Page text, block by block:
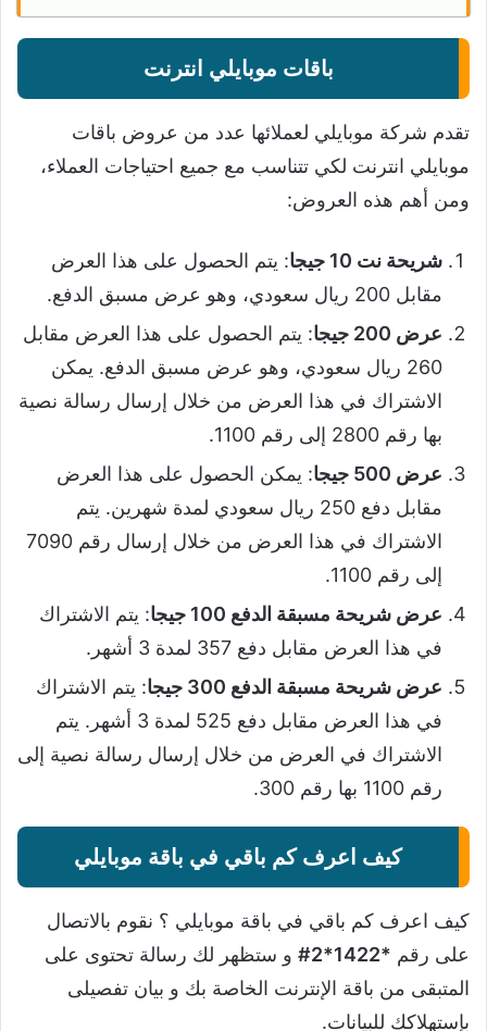
باقات موبايلي انترنت
تقدم شركة موبايلي لعملائها عدد من عروض باقات
موبايلي انترنت لكي تتناسب مع جميع احتياجات العملاء،
ومن أهم هذه العروض:
شريحة نت 10 جيجا
: يتم الحصول على هذا العرض
مقابل 200 ريال سعودي، وهو عرض مسبق الدفع.
عرض 200 جيجا
: يتم الحصول على هذا العرض مقابل
260 ريال سعودي، وهو عرض مسبق الدفع. يمكن
الاشتراك في هذا العرض من خلال إرسال رسالة نصية
بها رقم 2800 إلى رقم 1100.
عرض 500 جيجا
: يمكن الحصول على هذا العرض
مقابل دفع 250 ريال سعودي لمدة شهرين. يتم
الاشتراك في هذا العرض من خلال إرسال رقم 7090
إلى رقم 1100.
عرض شريحة مسبقة الدفع 100 جيجا
: يتم الاشتراك
في هذا العرض مقابل دفع 357 لمدة 3 أشهر.
عرض شريحة مسبقة الدفع 300 جيجا
: يتم الاشتراك
في هذا العرض مقابل دفع 525 لمدة 3 أشهر. يتم
الاشتراك في العرض من خلال إرسال رسالة نصية إلى
رقم 1100 بها رقم 300.
كيف اعرف كم باقي في باقة موبايلي
كيف اعرف كم باقي في باقة موبايلي ؟ نقوم بالاتصال
على رقم *1422*2#
و ستظهر لك رسالة تحتوى على
المتبقى من باقة الإنترنت الخاصة بك و بيان تفصيلى
بإستهلاكك للبيانات.